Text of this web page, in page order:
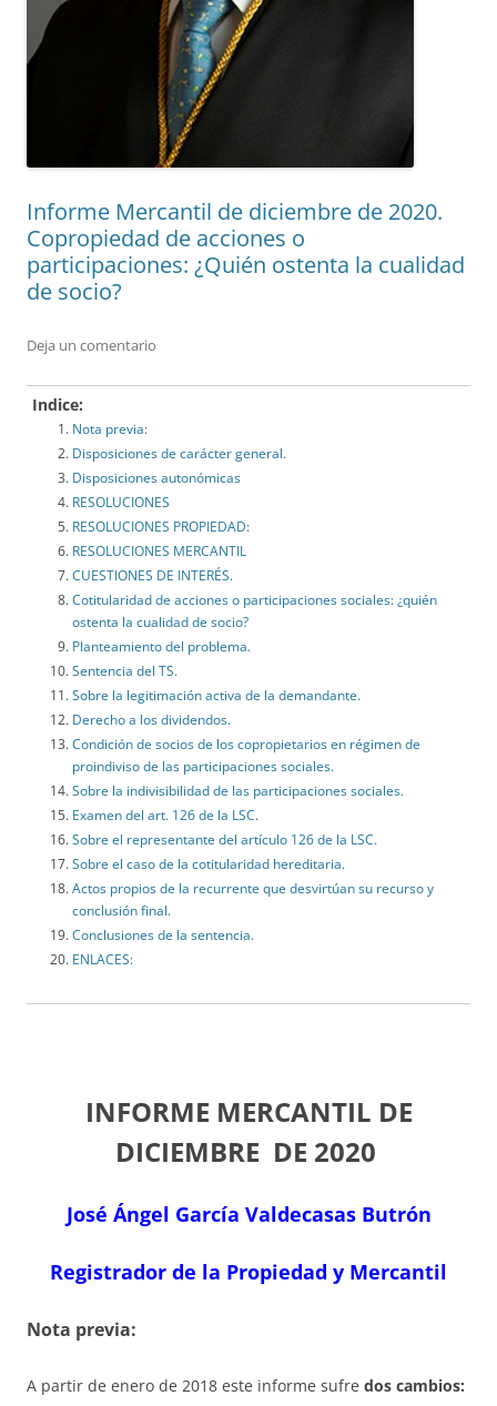
Informe Mercantil de diciembre de 2020.
Copropiedad de acciones o
participaciones: ¿Quién ostenta la cualidad
de socio?
Deja un comentario
Indice:
Nota previa:
Disposiciones de carácter general.
Disposiciones autonómicas
RESOLUCIONES
RESOLUCIONES PROPIEDAD:
RESOLUCIONES MERCANTIL
CUESTIONES DE INTERÉS.
Cotitularidad de acciones o participaciones sociales: ¿quién
ostenta la cualidad de socio?
Planteamiento del problema.
Sentencia del TS.
Sobre la legitimación activa de la demandante.
Derecho a los dividendos.
Condición de socios de los copropietarios en régimen de
proindiviso de las participaciones sociales.
Sobre la indivisibilidad de las participaciones sociales.
Examen del art. 126 de la LSC.
Sobre el representante del artículo 126 de la LSC.
Sobre el caso de la cotitularidad hereditaria.
Actos propios de la recurrente que desvirtúan su recurso y
conclusión final.
Conclusiones de la sentencia.
ENLACES:
INFORME MERCANTIL DE
DICIEMBRE DE 2020
José Ángel García Valdecasas Butrón
Registrador de la Propiedad y Mercantil
Nota previa:
A partir de enero de 2018 este informe sufre dos cambios: